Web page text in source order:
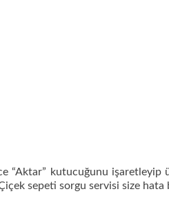
“Aktar” kutucuğunu işaretleyip
sepeti sorgu servisi size hata